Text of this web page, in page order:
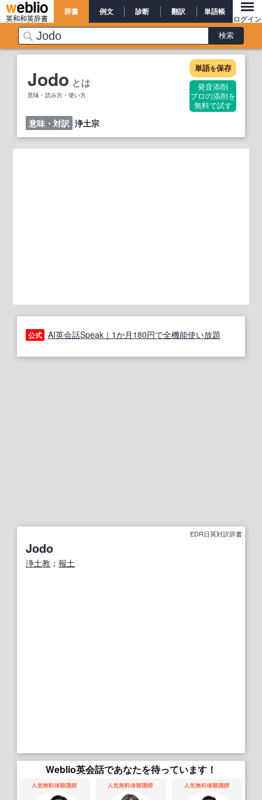
英和和英辞書
辞書 例文 診断 翻訳 単語帳
ログイン
Jodo とは
意味・読み方・使い方
単語を保存
発音添削
プロの添削を
無料で試す
意味・対訳 浄土宗
公式 AI英会話Speak｜1か月180円で全機能使い放題
EDR日英対訳辞書
Jodo
浄土教 ； 報土
Weblio英会話であなたを待っています！